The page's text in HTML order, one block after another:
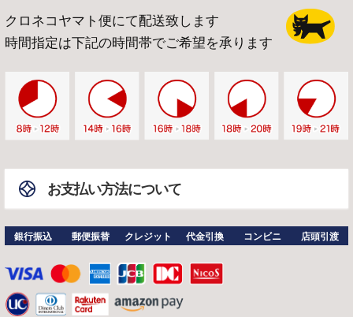
クロネコヤマト便にて配送致します
時間指定は下記の時間帯でご希望を承ります
お支払い方法について
銀行振込 郵便振替 クレジット 代金引換 コンビニ 店頭引渡